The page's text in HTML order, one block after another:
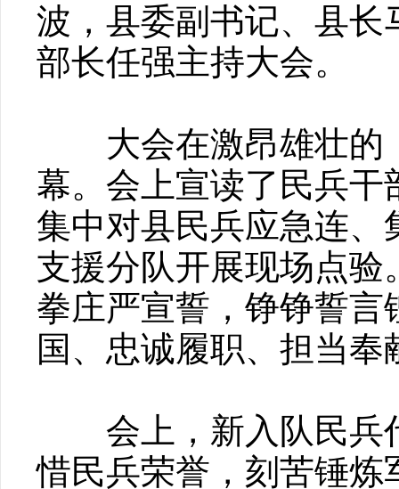
波，县委副书记、县
部长任强主持大会。
大会在激昂雄壮的
幕。会上宣读了民兵
集中对县民兵应急连
支援分队开展现场点
拳庄严宣誓，铮铮誓
国、忠诚履职、担当
会上，新入队民兵
惜民兵荣誉，刻苦锤